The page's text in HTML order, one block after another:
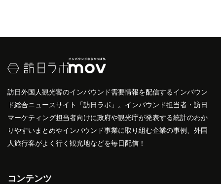
訪日外国人観光客のインバウンド需要情報を配信するインバウン
ド総合ニュースサイト「訪日ラボ」。インバウンド担当者・訪日
マーケティング担当者向けに政府や観光庁が発表する統計のわか
りやすいまとめやインバウンド事業に取り組む企業の事例、外国
人旅行客がよく行く観光地などを毎日配信！
コンテンツ